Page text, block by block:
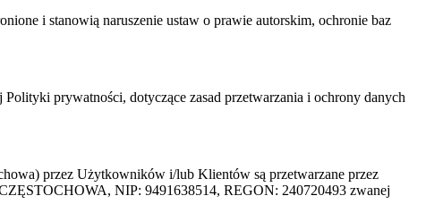
i stanowią naruszenie ustaw o prawie autorskim, ochronie baz
prywatności, dotyczące zasad przetwarzania i ochrony danych
przez Użytkowników i/lub Klientów są przetwarzane przez
NIP: 9491638514, REGON: 240720493 zwanej